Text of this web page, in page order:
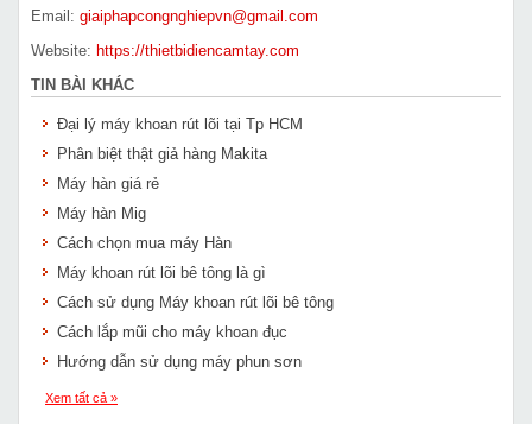
Email: giaiphapcongnghiepvn@gmail.com
Website: https://thietbidiencamtay.com
TIN BÀI KHÁC
Đại lý máy khoan rút lõi tại Tp HCM
Phân biệt thật giả hàng Makita
Máy hàn giá rẻ
Máy hàn Mig
Cách chọn mua máy Hàn
Máy khoan rút lõi bê tông là gì
Cách sử dụng Máy khoan rút lõi bê tông
Cách lắp mũi cho máy khoan đục
Hướng dẫn sử dụng máy phun sơn
Xem tất cả »